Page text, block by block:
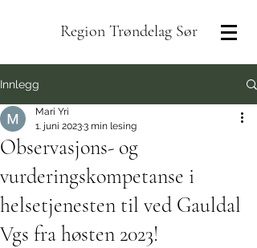
Region Trøndelag Sør
Innlegg
Observasjons- og
vurderingskompetanse i
helsetjenesten til ved Gauldal
Vgs fra høsten 2023!
Mari Yri
1. juni 20233 min lesing